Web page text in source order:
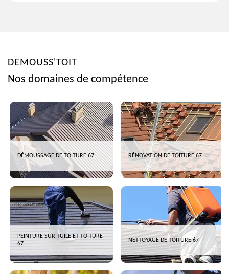
DEMOUSS'TOIT
Nos domaines de compétence
DÉMOUSSAGE DE TOITURE 67 RÉNOVATION DE TOITURE 67
PEINTURE SUR TUILE ET TOITURE
67
NETTOYAGE DE TOITURE 67